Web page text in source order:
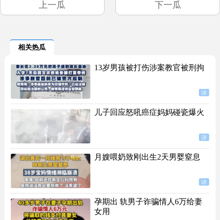
上一瓜 下一瓜
相关热瓜
13岁男孩被打伤涉案教官被刑拘
详
儿子回应怒吼癌症妈妈碰瓷爆火
详
月嫂喂奶致刚出生2天男婴窒息
详
孕期出 轨男子诈骗情人6万给妻
女用